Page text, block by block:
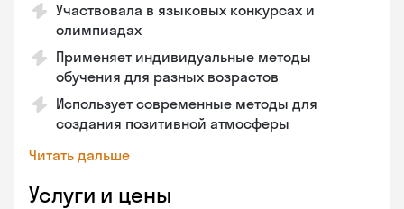
Участвовала в языковых конкурсах и
олимпиадах
Применяет индивидуальные методы
обучения для разных возрастов
Использует современные методы для
создания позитивной атмосферы
Читать дальше
Услуги и цены